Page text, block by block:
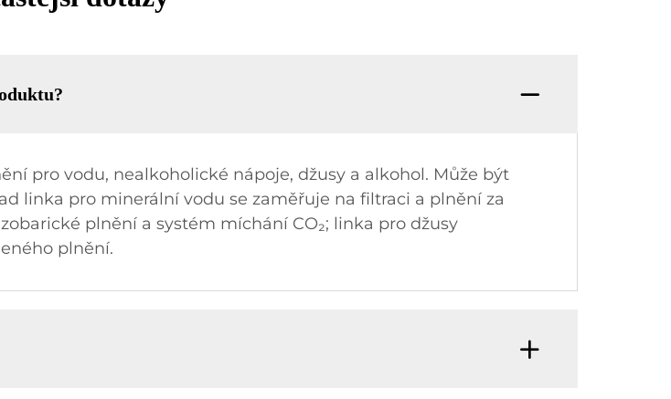
pro vodu, nealkoholické nápoje, džusy a alkohol. Může být
linka pro minerální vodu se zaměřuje na filtraci a plnění za
plnění a systém míchání CO₂; linka pro džusy
plnění.